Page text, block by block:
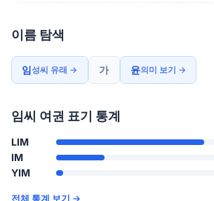
이름 탐색
임성씨 유래 → 가 윤의미 보기 →
임씨 여권 표기 통계
LIM
IM
YIM
전체 통계 보기 →